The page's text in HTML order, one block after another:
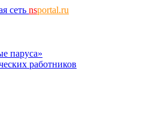
сеть nsportal.ru
паруса»
работников